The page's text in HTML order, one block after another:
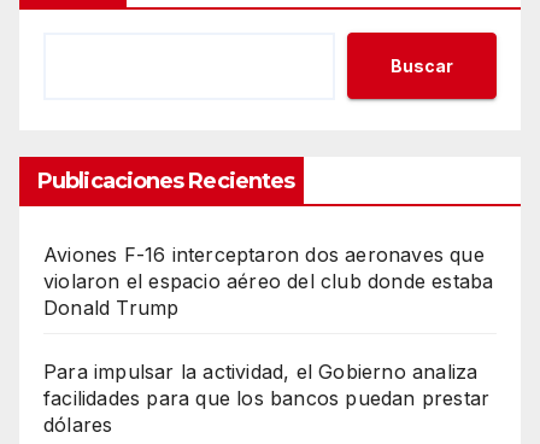
Buscar
Publicaciones Recientes
Aviones F-16 interceptaron dos aeronaves que
violaron el espacio aéreo del club donde estaba
Donald Trump
Para impulsar la actividad, el Gobierno analiza
facilidades para que los bancos puedan prestar
dólares